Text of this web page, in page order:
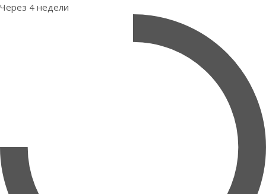
Через 4 недели